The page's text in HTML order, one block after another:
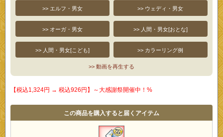
>> エルフ・男女 >> ウェディ・男女
>> オーガ・男女 >> 人間・男女[おとな]
>> 人間・男女[こども] >> カラーリング例
>> 動画を再生する
【税込1,324円 → 税込926円】～大感謝祭開催中！%
この商品を購入すると届くアイテム